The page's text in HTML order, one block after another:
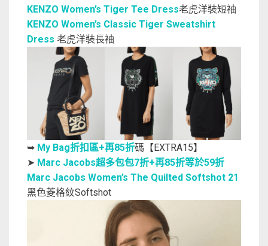
KENZO Women’s Tiger Tee Dress老虎洋裝短袖
KENZO Women’s Classic Tiger Sweatshirt
Dress 老虎洋裝長袖
➥ My Bag折扣區+再85折碼【EXTRA15】
➤ Marc Jacobs超多包包7折+再85折等於59折
Marc Jacobs Women’s The Quilted Softshot 21
黑色菱格紋Softshot